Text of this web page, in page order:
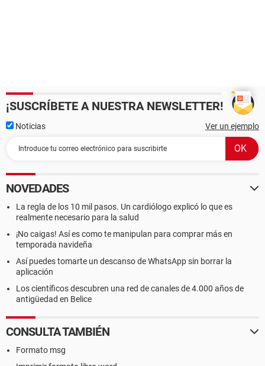
¡SUSCRÍBETE A NUESTRA NEWSLETTER!
Noticias Ver un ejemplo
NOVEDADES
La regla de los 10 mil pasos. Un cardiólogo explicó lo que es
realmente necesario para la salud
¡No caigas! Así es como te manipulan para comprar más en
temporada navideña
Así puedes tomarte un descanso de WhatsApp sin borrar la
aplicación
Los científicos descubren una red de canales de 4.000 años de
antigüedad en Belice
CONSULTA TAMBIÉN
Formato msg